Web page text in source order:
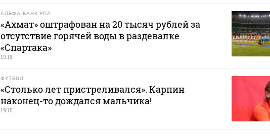
АЛЬФА-БАНК РПЛ
«Ахмат» оштрафован на 20 тысяч рублей за
отсутствие горячей воды в раздевалке
«Спартака»
19:18
ФУТБОЛ
«Столько лет пристреливался». Карпин
наконец-то дождался мальчика!
19:15